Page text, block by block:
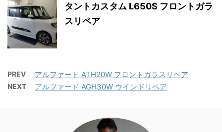
タントカスタム L650S フロントガラ
スリペア
PREV アルファード ATH20W フロントガラスリペア
NEXT アルファード AGH30W ウインドリペア